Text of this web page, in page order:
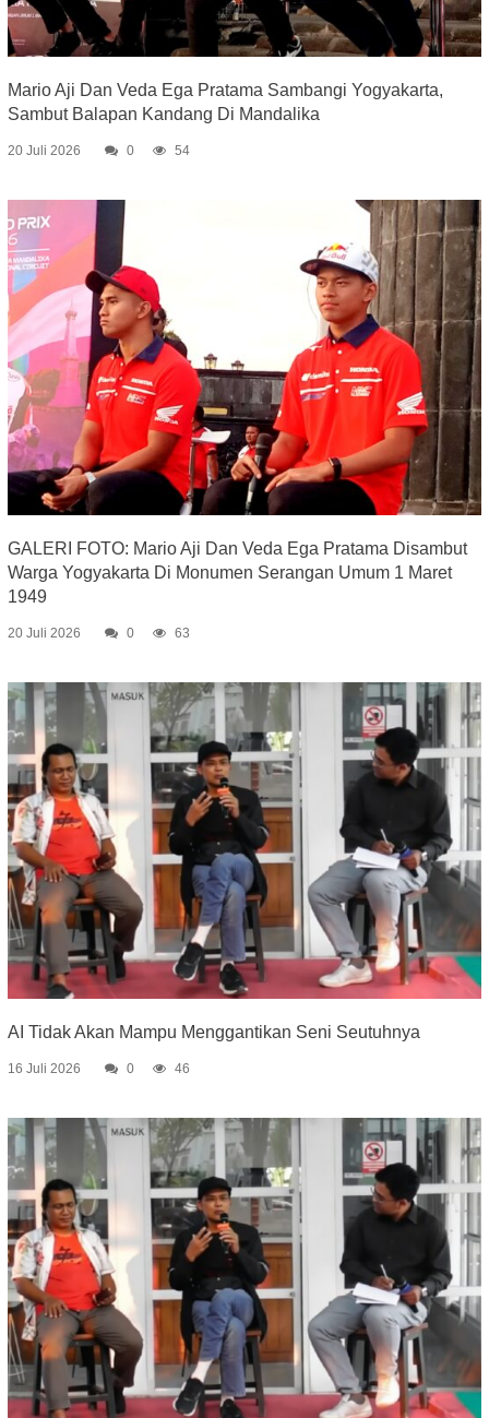
Mario Aji Dan Veda Ega Pratama Sambangi Yogyakarta,
Sambut Balapan Kandang Di Mandalika
20 Juli 2026 0 54
GALERI FOTO: Mario Aji Dan Veda Ega Pratama Disambut
Warga Yogyakarta Di Monumen Serangan Umum 1 Maret
1949
20 Juli 2026 0 63
AI Tidak Akan Mampu Menggantikan Seni Seutuhnya
16 Juli 2026 0 46